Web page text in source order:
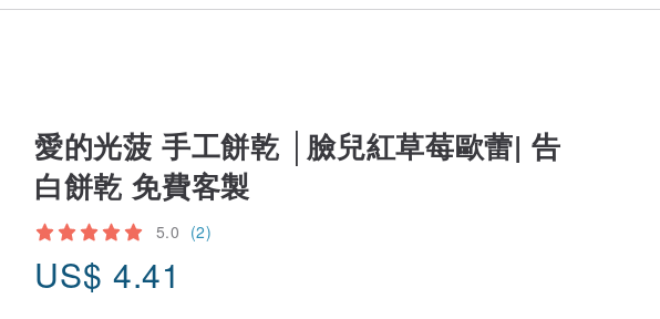
愛的光菠 手工餅乾 │臉兒紅草莓歐蕾| 告
白餅乾 免費客製
5.0 (2)
US$ 4.41